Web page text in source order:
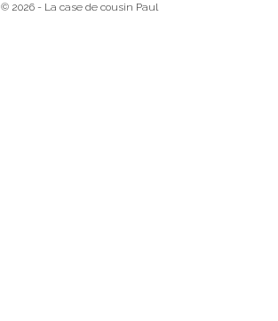
© 2026 - La case de cousin Paul